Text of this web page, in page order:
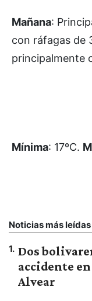
Mañana:
con ráfagas de
principalmente
Mínima: 17ºC.
Noticias más leídas
1. Dos
accidente
Alvear